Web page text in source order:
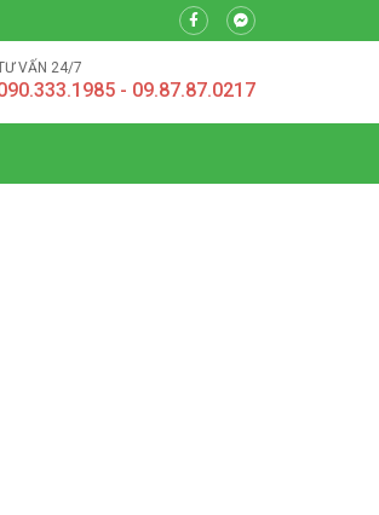
VẤN 24/7
- 09.87.87.0217